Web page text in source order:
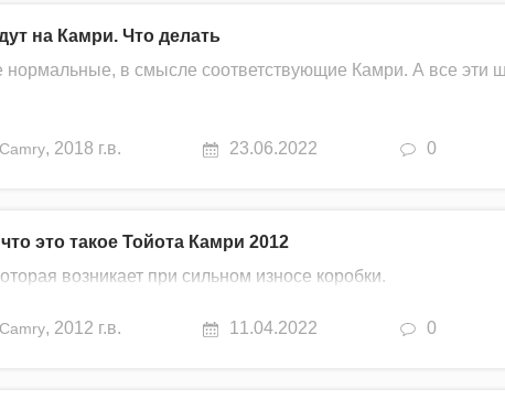
на Камри. Что делать
нормальные, в смысле соответствующие Камри. А все эти
Camry, 2018 г.в. 23.06.2022 0
это такое Тойота Камри 2012
возникает при сильном износе коробки.
Camry, 2012 г.в. 11.04.2022 0